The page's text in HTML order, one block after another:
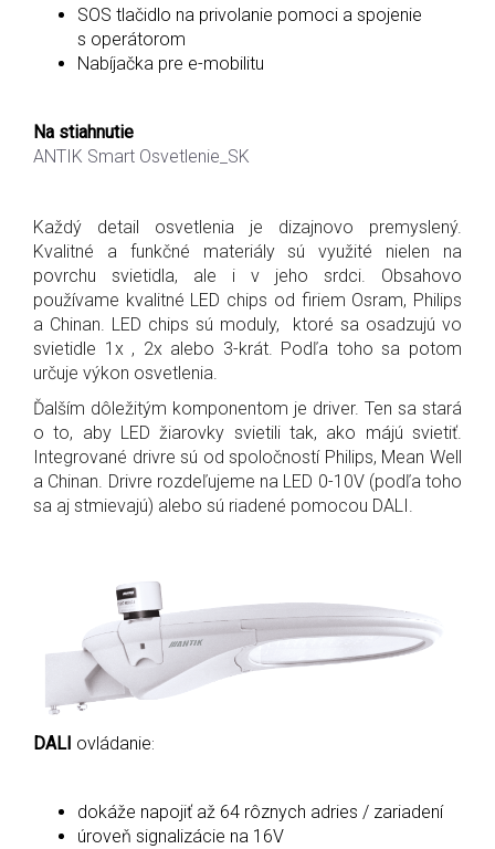
SOS tlačidlo na privolanie pomoci a spojenie
s operátorom
Nabíjačka pre e-mobilitu
Na stiahnutie
ANTIK Smart Osvetlenie_SK
Každý detail osvetlenia je dizajnovo premyslený.
Kvalitné a funkčné materiály sú využité nielen na
povrchu svietidla, ale i v jeho srdci. Obsahovo
používame kvalitné LED chips od firiem Osram, Philips
a Chinan. LED chips sú moduly, ktoré sa osadzujú vo
svietidle 1x , 2x alebo 3-krát. Podľa toho sa potom
určuje výkon osvetlenia.
Ďalším dôležitým komponentom je driver. Ten sa stará
o to, aby LED žiarovky svietili tak, ako májú svietiť.
Integrované drivre sú od spoločností Philips, Mean Well
a Chinan. Drivre rozdeľujeme na LED 0-10V (podľa toho
sa aj stmievajú) alebo sú riadené pomocou DALI.
DALI ovládanie:
­dokáže napojiť až 64 rôznych adries / zariadení
úroveň signalizácie na 16V